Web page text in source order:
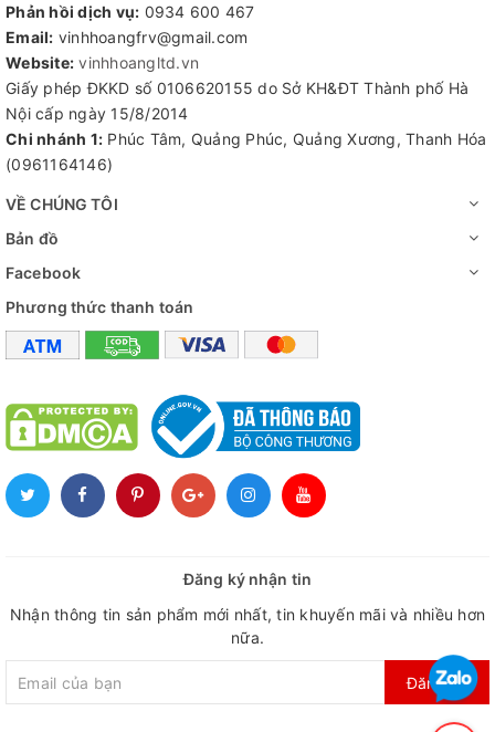
Phản hồi dịch vụ: 0934 600 467
Email: vinhhoangfrv@gmail.com
Website: vinhhoangltd.vn
Giấy phép ĐKKD số 0106620155 do Sở KH&ĐT Thành phố Hà
Nội cấp ngày 15/8/2014
Chi nhánh 1: Phúc Tâm, Quảng Phúc, Quảng Xương, Thanh Hóa
(0961164146)
VỀ CHÚNG TÔI
Bản đồ
Facebook
Phương thức thanh toán
Đăng ký nhận tin
Nhận thông tin sản phẩm mới nhất, tin khuyến mãi và nhiều hơn
nữa.
Đăng ký